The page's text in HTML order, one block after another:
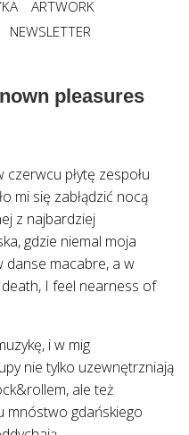
ARTWORK
NEWSLETTER
pleasures
czerwcu płytę zespołu
mi się zabłądzić nocą
z najbardziej
gdzie niemal moja
danse macabre, a w
death, I feel nearness of
i w mig
nie tylko uzewnętrzniają
ale też
mnóstwo gdańskiego